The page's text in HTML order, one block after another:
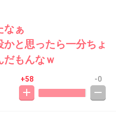
なぁ
と思ったら一分ちょ
だもんなｗ
+58 -0